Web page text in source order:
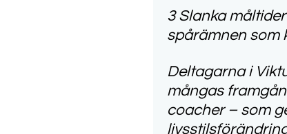
3 Slanka
spårämnen som
Deltagarna i
mångas
coacher – som